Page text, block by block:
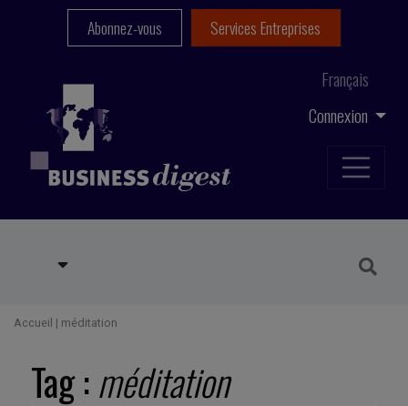
Connexion
Français
Abonnez-vous Services Entreprises
Accueil | méditation
Tag :méditation